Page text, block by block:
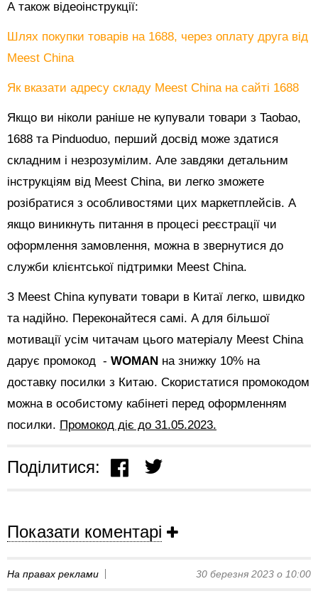
А також відеоінструкції:
Шлях покупки товарів на 1688, через оплату друга від
Meest China
Як вказати адресу складу Meest China на сайті 1688
Якщо ви ніколи раніше не купували товари з Taobao,
1688 та Pinduoduo, перший досвід може здатися
складним і незрозумілим. Але завдяки детальним
інструкціям від Meest China, ви легко зможете
розібратися з особливостями цих маркетплейсів. А
якщо виникнуть питання в процесі реєстрації чи
оформлення замовлення, можна в звернутися до
служби клієнтської підтримки Meest China.
З Meest China купувати товари в Китаї легко, швидко
та надійно. Переконайтеся самі. А для більшої
мотивації усім читачам цього матеріалу Meest China
дарує промокод - WOMAN на знижку 10% на
доставку посилки з Китаю. Скористатися промокодом
можна в особистому кабінеті перед оформленням
посилки. Промокод діє до 31.05.2023.
Поділитися:
Показати коментарі
На правах реклами 30 березня 2023 о 10:00